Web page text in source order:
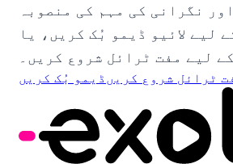
نگرانی کی مہم کی منصوبہ
لیے لائیو ڈیمو بُک کریں، یا
لیے مفت ٹرائل شروع کریں۔
ٹرائل شروع کریںڈیمو بُک کریں